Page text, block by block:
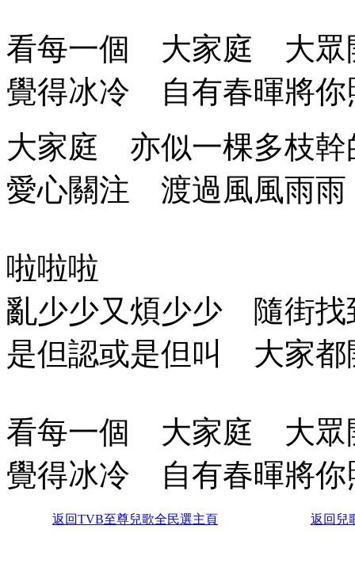
看每一個 大家庭 大眾
覺得冰冷 自有春暉將你
大家庭 亦似一棵多枝幹
愛心關注 渡過風風雨雨
啦啦啦
亂少少又煩少少 隨街找
是但認或是但叫 大家都
看每一個 大家庭 大眾
覺得冰冷 自有春暉將你
返回TVB至尊兒歌全民選主頁 返回兒